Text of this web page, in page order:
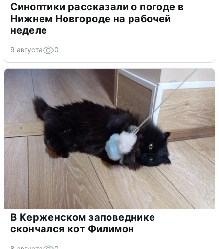
Синоптики рассказали о погоде в
Нижнем Новгороде на рабочей
неделе
9 августа 0
В Керженском заповеднике
скончался кот Филимон